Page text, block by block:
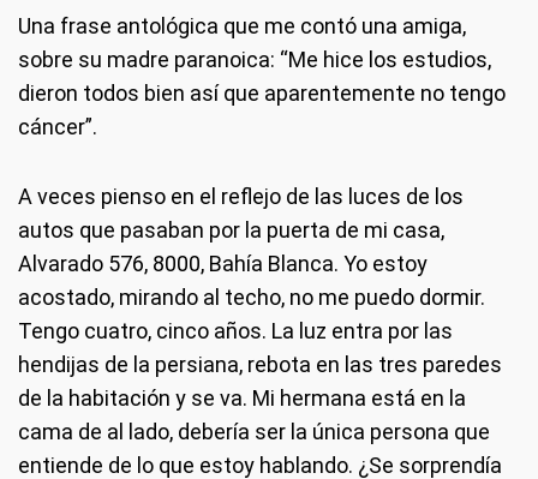
Una frase antológica que me contó una amiga,
sobre su madre paranoica: “Me hice los estudios,
dieron todos bien así que aparentemente no tengo
cáncer”.
A veces pienso en el reflejo de las luces de los
autos que pasaban por la puerta de mi casa,
Alvarado 576, 8000, Bahía Blanca. Yo estoy
acostado, mirando al techo, no me puedo dormir.
Tengo cuatro, cinco años. La luz entra por las
hendijas de la persiana, rebota en las tres paredes
de la habitación y se va. Mi hermana está en la
cama de al lado, debería ser la única persona que
entiende de lo que estoy hablando. ¿Se sorprendía